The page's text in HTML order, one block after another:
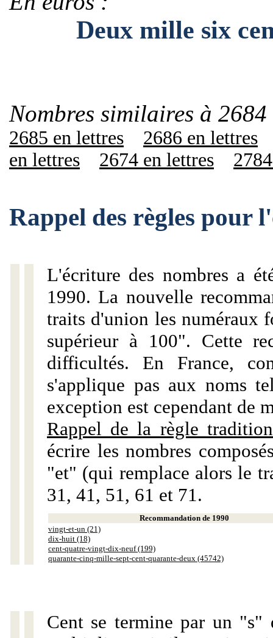
Deux mille six cent
Nombres similaires à
2685 en lettres
2686 en lettres
en lettres
2674 en lettres
Rappel des règles pour
L'écriture des nombres a
1990. La nouvelle
traits d'union les numéraux
supérieur à 100". Cette
difficultés. En France,
s'applique pas aux noms
exception est cependant de
Rappel de la règle
écrire les nombres
"et" (qui remplace alors le
31, 41, 51, 61 et 71.
Recommandation de 1990
vingt-et-un (21)
dix-huit (18)
cent-quatre-vingt-dix-neuf (199)
quarante-cinq-mille-sept-cent-quarante-deux (45742)
Cent se termine par un "s"